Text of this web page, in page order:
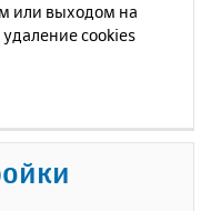
или выходом на
cookies